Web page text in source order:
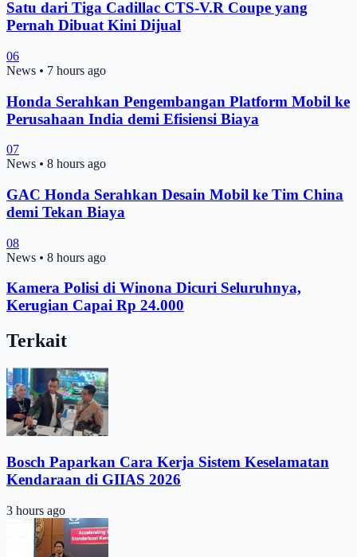
Satu dari Tiga Cadillac CTS-V.R Coupe yang
Pernah Dibuat Kini Dijual
06
News • 7 hours ago
Honda Serahkan Pengembangan Platform Mobil ke
Perusahaan India demi Efisiensi Biaya
07
News • 8 hours ago
GAC Honda Serahkan Desain Mobil ke Tim China
demi Tekan Biaya
08
News • 8 hours ago
Kamera Polisi di Winona Dicuri Seluruhnya,
Kerugian Capai Rp 24.000
Terkait
Bosch Paparkan Cara Kerja Sistem Keselamatan
Kendaraan di GIIAS 2026
3 hours ago